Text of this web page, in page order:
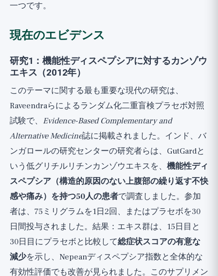
一つです。
現在のエビデンス
研究1：機能性ディスペプシアに対するカンゾウ
エキス（2012年）
このテーマに関する最も重要な現代の研究は、
Raveendraらによるランダム化二重盲検プラセボ対照
試験で、 Evidence-Based Complementary and
Alternative Medicine誌に掲載されました。インド、バ
ンガロールの研究センターの研究者らは、GutGardと
いう低グリチルリチンカンゾウエキスを、 機能性ディ
スペプシア（構造的原因のない上腹部の繰り返す不快
感や痛み）を持つ50人の患者で調査しました。参加
者は、75ミリグラムを1日2回、またはプラセボを30
日間投与されました。結果：エキス群は、15日目と
30日目にプラセボと比較して総症状スコアの有意な
減少を示し、Nepeanディスペプシア指数と全体的な
有効性評価でも改善が見られました。このサプリメン